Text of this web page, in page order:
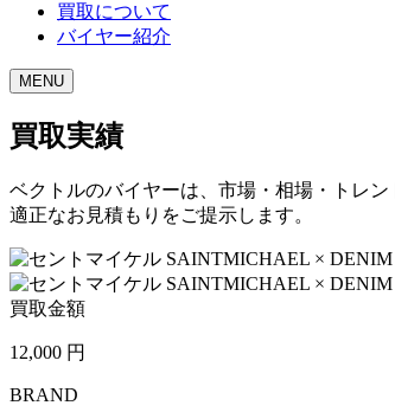
買取について
バイヤー紹介
MENU
買取実績
ベクトルのバイヤーは、市場・相場・トレン
適正なお見積もりをご提示します。
買取金額
12,000 円
BRAND